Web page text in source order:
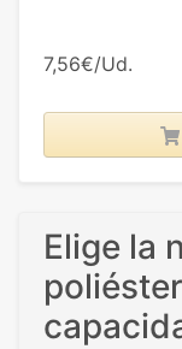
7,56€/Ud.
Elige la